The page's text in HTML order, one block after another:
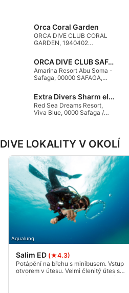
Orca Coral Garden
ORCA DIVE CLUB CORAL
GARDEN, 1940402
ORCA DIVE CLUB SAFAGA AMARINA
Amarina Resort Abu Soma -
Safaga, 00000 SAFAGA,
Extra Divers Sharm el Naga
Red Sea Dreams Resort,
Viva Blue, 0000 Safaga /
DIVE LOKALITY V OKOLÍ
Aqualung
Salim ED (★4.3)
Potápění na břehu s minibusem. Vstup
otvorem v útesu. Velmi členitý útes s
korálovou zahradou po obou stranách do